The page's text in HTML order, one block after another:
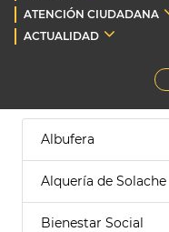
ATENCIÓN CIUDADANA
ACTUALIDAD
Albufera
Alquería de Solache
Bienestar Social